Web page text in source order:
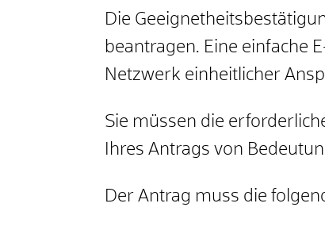
Die
beantragen. Eine einfache
Netzwerk einheitlicher
Sie müssen die
Ihres Antrags von
Der Antrag muss die